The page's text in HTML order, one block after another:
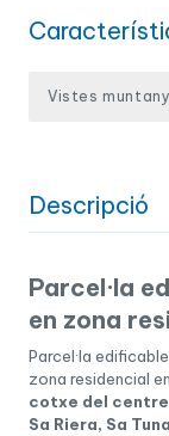
Vistes
Descripció
Parcel·la
en zona
Parcel·la
zona residencial
cotxe del centre
Sa Riera, Sa